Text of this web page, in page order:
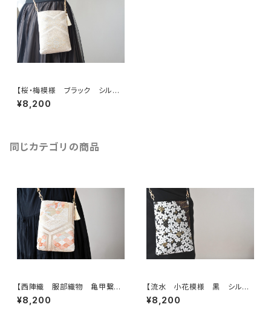
【桜・梅模様 ブラック シルク
帯リメイク スマホショルダーバ
ッグ】日常使い、お呼ばれの日
¥8,200
同じカテゴリの商品
【西陣織 服部織物 亀甲繋ぎ
に鳳凰・花模様 帯リメイク
スマホショルダーバッグ】日常使
¥8,200
【流水 小花模様 黒 シルク
帯リメイク スマホショルダーバ
ッグ】日常使い、お呼ばれの日、
¥8,200